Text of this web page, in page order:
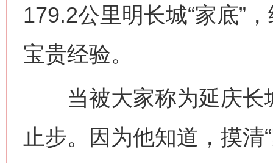
179.2公里明长城“家底”
宝贵经验。
当被大家称为延庆长
止步。因为他知道，摸清